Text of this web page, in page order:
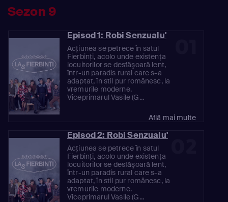
Sezon 9
Episod 1: Robi Senzualu'
Acţiunea se petrece în satul
Fierbinţi, acolo unde existenţa
locuitorilor se desfăşoară lent,
într-un paradis rural care s-a
adaptat, în stil pur românesc, la
vremurile moderne.
Viceprimarul Vasile (G...
Află mai multe
Episod 2: Robi Senzualu'
Acţiunea se petrece în satul
Fierbinţi, acolo unde existenţa
locuitorilor se desfăşoară lent,
într-un paradis rural care s-a
adaptat, în stil pur românesc, la
vremurile moderne.
Viceprimarul Vasile (G...